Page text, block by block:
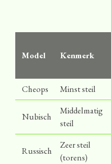
Model Kenmerk
Cheops
Minst steil
Nubisch
Middelmatig
steil
Russisch
Zeer steil
(torens)